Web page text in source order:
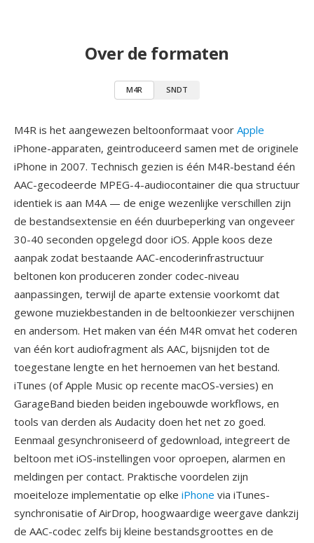
Over de formaten
M4R SNDT
M4R is het aangewezen beltoonformaat voor Apple
iPhone-apparaten, geintroduceerd samen met de originele
iPhone in 2007. Technisch gezien is één M4R-bestand één
AAC-gecodeerde MPEG-4-audiocontainer die qua structuur
identiek is aan M4A — de enige wezenlijke verschillen zijn
de bestandsextensie en één duurbeperking van ongeveer
30-40 seconden opgelegd door iOS. Apple koos deze
aanpak zodat bestaande AAC-encoderinfrastructuur
beltonen kon produceren zonder codec-niveau
aanpassingen, terwijl de aparte extensie voorkomt dat
gewone muziekbestanden in de beltoonkiezer verschijnen
en andersom. Het maken van één M4R omvat het coderen
van één kort audiofragment als AAC, bijsnijden tot de
toegestane lengte en het hernoemen van het bestand.
iTunes (of Apple Music op recente macOS-versies) en
GarageBand bieden beiden ingebouwde workflows, en
tools van derden als Audacity doen het net zo goed.
Eenmaal gesynchroniseerd of gedownload, integreert de
beltoon met iOS-instellingen voor oproepen, alarmen en
meldingen per contact. Praktische voordelen zijn
moeiteloze implementatie op elke iPhone via iTunes-
synchronisatie of AirDrop, hoogwaardige weergave dankzij
de AAC-codec zelfs bij kleine bestandsgroottes en de